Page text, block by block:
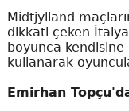
Midtjylland
dikkati çeken
boyunca kendisine
kullanarak
Emirhan